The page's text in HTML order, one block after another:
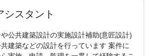
シスタント
公共建築設計の実施設計補助(意匠設計)
建築などの設計を行っています 案件に